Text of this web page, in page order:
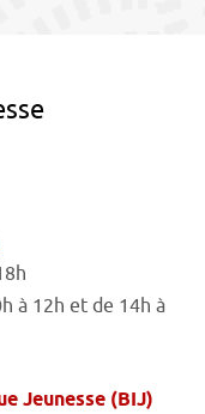
à 12h et de 14h à
Jeunesse (BIJ)